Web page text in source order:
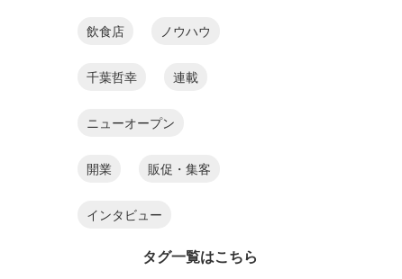
飲食店 ノウハウ
千葉哲幸 連載
ニューオープン
開業 販促・集客
インタビュー
タグ一覧はこちら